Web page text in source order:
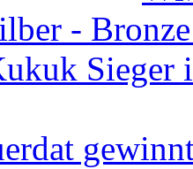
-